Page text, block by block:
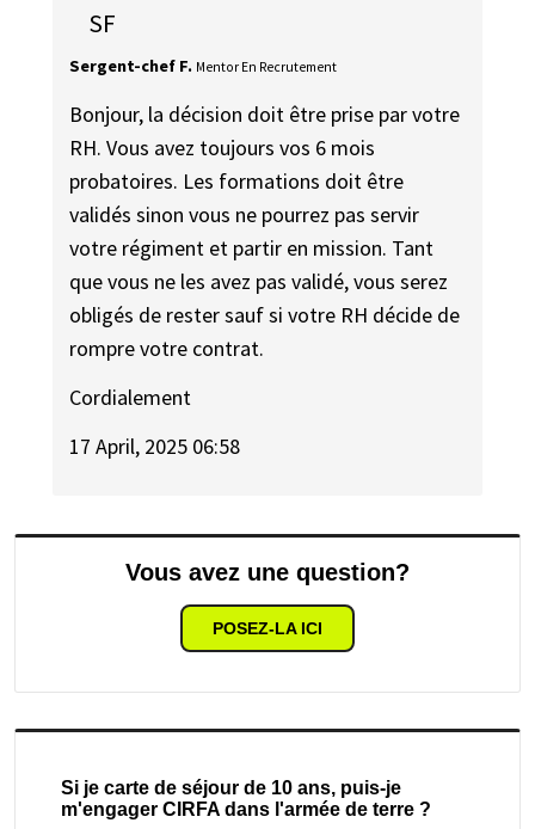
SF
Sergent-chef F. Mentor En Recrutement
Bonjour, la décision doit être prise par votre
RH. Vous avez toujours vos 6 mois
probatoires. Les formations doit être
validés sinon vous ne pourrez pas servir
votre régiment et partir en mission. Tant
que vous ne les avez pas validé, vous serez
obligés de rester sauf si votre RH décide de
rompre votre contrat.
Cordialement
17 April, 2025 06:58
Vous avez une question?
POSEZ-LA ICI
Si je carte de séjour de 10 ans, puis-je
m'engager CIRFA dans l'armée de terre ?